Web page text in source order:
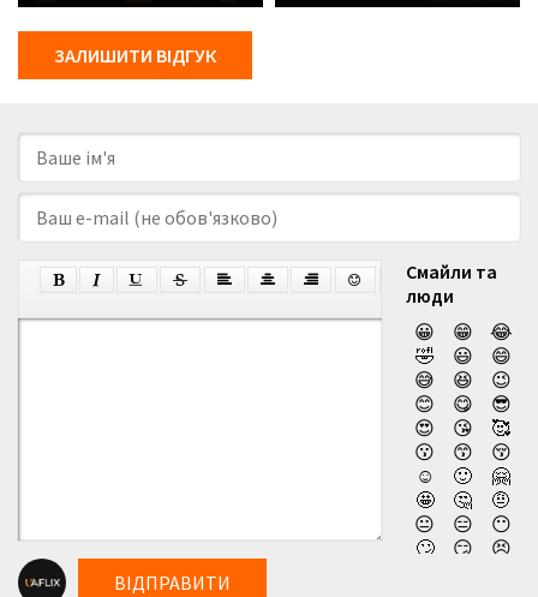
ЗАЛИШИТИ ВІДГУК
Смайли та
люди
😀
😁
😂
🤣
😃
😄
😅
😆
😉
😊
😋
😎
😍
😘
🥰
😗
😙
😚
☺️
🙂
🤗
🤩
🤔
🤨
😐
😑
😶
🙄
😏
😣
ВІДПРАВИТИ